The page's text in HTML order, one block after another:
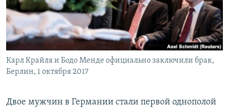
ПОБЕДИТЕЛЕЙ НЕ СУДЯТ?
КРЫМ.НЕПОКОРЕННЫЙ
УКРАИНСКАЯ ПРОБЛЕМА КРЫМА
ПРИСОЕДИНЯЙТЕСЬ!
Все сайты RFE/RL
Карл Крайля и Бодо Менде официально заключили брак,
Берлин, 1 октября 2017
Двое мужчин в Германии стали первой однополой